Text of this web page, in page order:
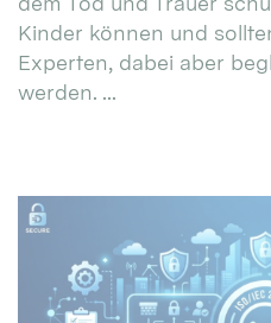
Kinder können und
Experten, dabei aber
werden. ...